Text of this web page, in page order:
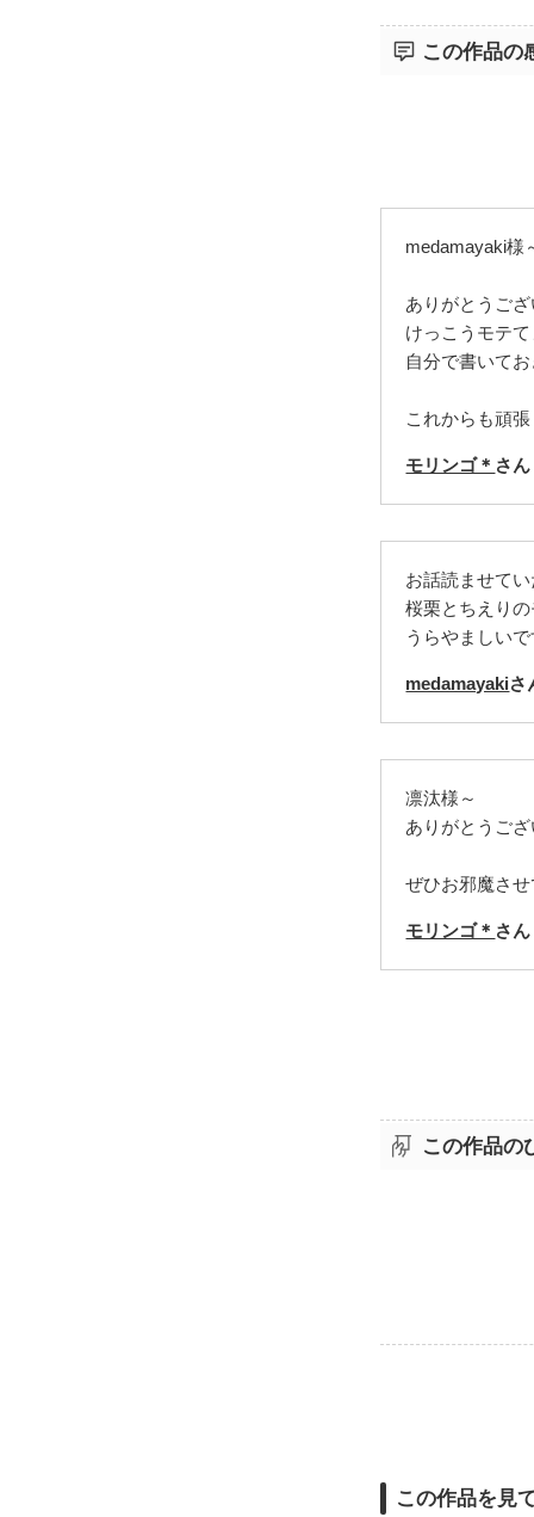
この作品の
medamayaki様
ありがとうご
けっこうモテ
自分で書いて
これからも頑
モリンゴ＊ さん
お話読ませて
桜栗とちえり
うらやましい
medamayakiさ
凛汰様～
ありがとうご
ぜひお邪魔さ
モリンゴ＊ さん
この作品の
この作品を見